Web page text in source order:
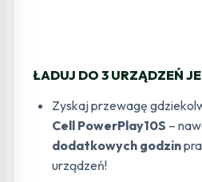
ŁADUJ DO 3 URZĄDZEŃ
Zyskaj przewagę
Cell PowerPlay10S –
dodatkowych godzin
urządzeń!